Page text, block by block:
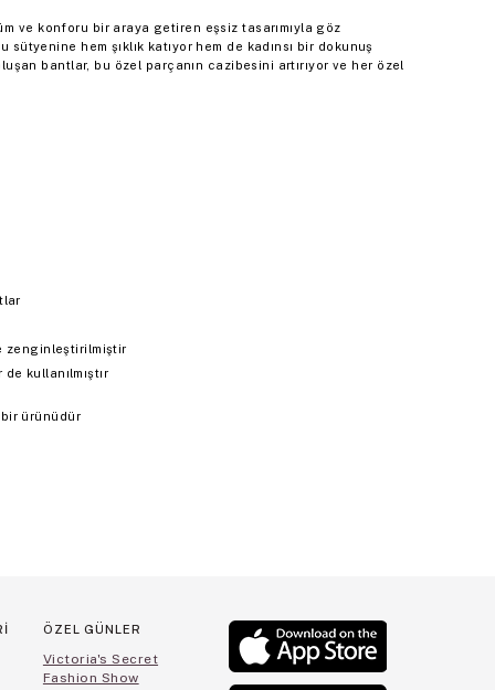
ve konforu bir araya getiren eşsiz tasarımıyla göz
hem şıklık katıyor hem de kadınsı bir dokunuş
bantlar, bu özel parçanın cazibesini artırıyor ve her özel
zenginleştirilmiştir
kullanılmıştır
bir ürünüdür
ÖZEL GÜNLER
Victoria's Secret
Fashion Show